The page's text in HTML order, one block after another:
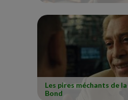
Les pires méchants de la
Bond